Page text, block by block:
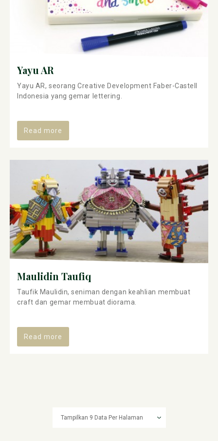
Yayu AR
Yayu AR, seorang Creative Development Faber-Castell
Indonesia yang gemar lettering.
Read more
Maulidin Taufiq
Taufik Maulidin, seniman dengan keahlian membuat
craft dan gemar membuat diorama.
Read more